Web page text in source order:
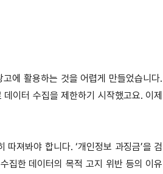
에 활용하는 것을 어렵게 만들었습니다.
이터 수집을 제한하기 시작했고요. 이제
져봐야 합니다. ‘개인정보 과징금’을 검
집한 데이터의 목적 고지 위반 등의 이유